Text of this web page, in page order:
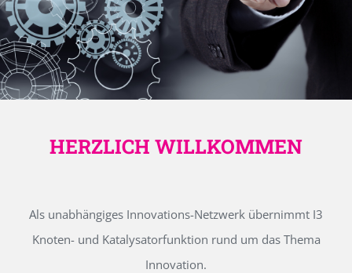
HERZLICH WILLKOMMEN
Als unabhängiges Innovations-Netzwerk übernimmt I3
Knoten- und Katalysatorfunktion rund um das Thema
Innovation.